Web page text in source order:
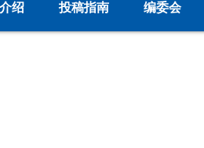
绍 投稿指南 编委会